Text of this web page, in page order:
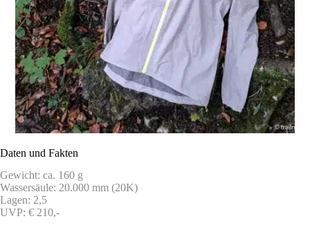
Daten und Fakten
Gewicht: ca. 160 g
Wassersäule: 20.000 mm (20K)
Lagen: 2,5
UVP: € 210,-